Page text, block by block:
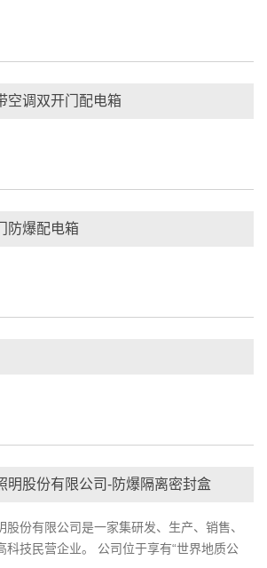
空调双开门配电箱
防爆配电箱
明股份有限公司-防爆隔离密封盒
股份有限公司是一家集研发、生产、销售、
科技民营企业。 公司位于享有“世界地质公